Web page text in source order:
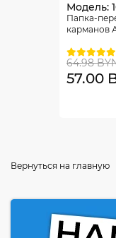
Модель:
Папка-
карманов
64.98
57.00
Вернуться на главную